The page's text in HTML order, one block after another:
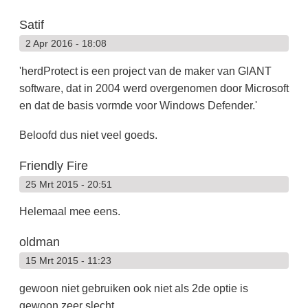
Satif
2 Apr 2016 - 18:08
'herdProtect is een project van de maker van GIANT
software, dat in 2004 werd overgenomen door Microsoft
en dat de basis vormde voor Windows Defender.'
Beloofd dus niet veel goeds.
Friendly Fire
25 Mrt 2015 - 20:51
Helemaal mee eens.
oldman
15 Mrt 2015 - 11:23
gewoon niet gebruiken ook niet als 2de optie is
gewoon zeer slecht